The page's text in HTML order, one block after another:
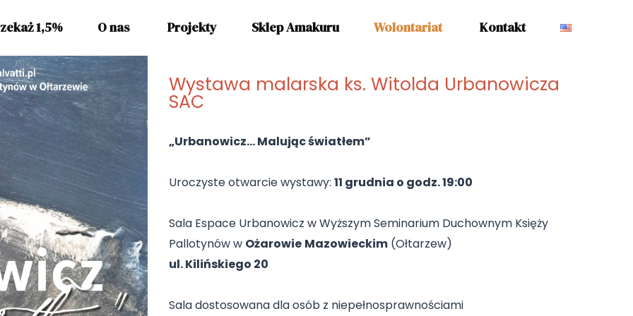
1,5% O nas Projekty Sklep Amakuru Wolontariat Kontakt
Wystawa malarska ks. Witolda Urbanowicza
SAC
„Urbanowicz… Malując światłem”
Uroczyste otwarcie wystawy: 11 grudnia o godz. 19:00
Sala Espace Urbanowicz w Wyższym Seminarium Duchownym Księży
Pallotynów w Ożarowie Mazowieckim (Ołtarzew)
ul. Kilińskiego 20
Sala dostosowana dla osób z niepełnosprawnościami